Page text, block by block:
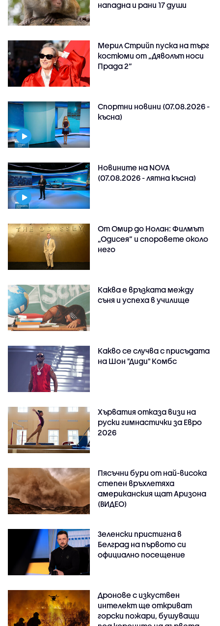
нападна и рани 17 души
Мерил Стрийп пуска на търг
костюми от „Дяволът носи
Прада 2“
Спортни новини (07.08.2026 -
късна)
Новините на NOVA
(07.08.2026 - лятна късна)
От Омир до Нолан: Филмът
„Одисея” и споровете около
него
Каква е връзката между
съня и успеха в училище
Какво се случва с присъдата
на Шон "Диди" Комбс
Хърватия отказа визи на
руски гимнастички за Евро
2026
Пясъчни бури от най-висока
степен връхлетяха
американския щат Аризона
(ВИДЕО)
Зеленски пристигна в
Белград на първото си
официално посещение
Дронове с изкуствен
интелект ще откриват
горски пожари, бушуващи